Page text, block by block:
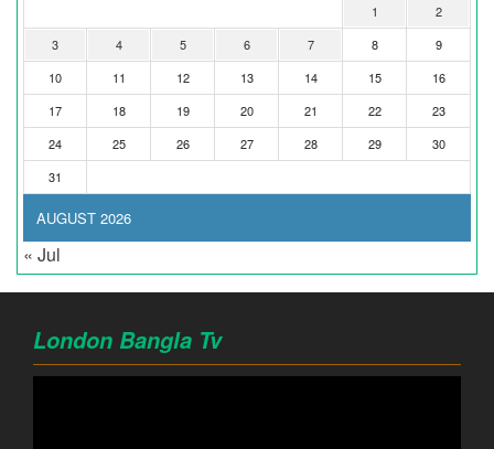
AUGUST 2026
1
2
3
4 5 6 7 8
9
10
11 12 13 14 15
16
17
18 19 20 21 22
23
24
25 26 27 28 29
30
31
« Jul
London Bangla Tv